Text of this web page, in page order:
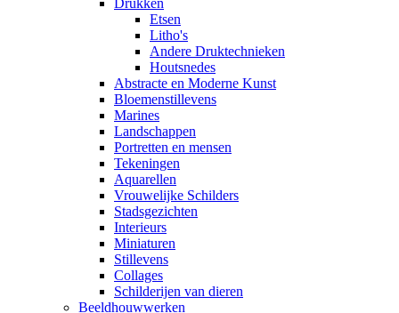
Drukken
Etsen
Litho's
Andere Druktechnieken
Houtsnedes
Abstracte en Moderne Kunst
Bloemenstillevens
Marines
Landschappen
Portretten en mensen
Tekeningen
Aquarellen
Vrouwelijke Schilders
Stadsgezichten
Interieurs
Miniaturen
Stillevens
Collages
Schilderijen van dieren
Beeldhouwwerken